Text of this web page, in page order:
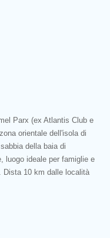
Parx (ex Atlantis Club e
orientale dell'isola di
della baia di
luogo ideale per famiglie e
Dista 10 km dalle località